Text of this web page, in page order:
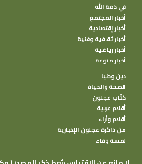
في ذمة الله
أخبار المجتمع
أخبار إقتصادية
أخبار ثقافية وفنية
أخبار رياضية
أخبار منوعة
دين ودنيا
الصحة والحياة
كتًاب عجلون
أقلام عربية
أقلام وأراء
من ذاكرة عجلون الإخبارية
لمسة وفاء